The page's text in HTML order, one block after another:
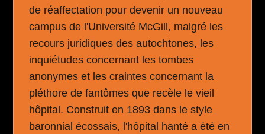
de réaffectation pour devenir un nouveau
campus de l'Université McGill, malgré les
recours juridiques des autochtones, les
inquiétudes concernant les tombes
anonymes et les craintes concernant la
pléthore de fantômes que recèle le vieil
hôpital. Construit en 1893 dans le style
baronnial écossais, l'hôpital hanté a été en